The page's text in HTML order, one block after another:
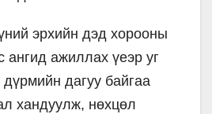
эрхийн дэд хорооны
ангид ажиллах үеэр уг
дагуу байгаа
хандуулж, нөхцөл